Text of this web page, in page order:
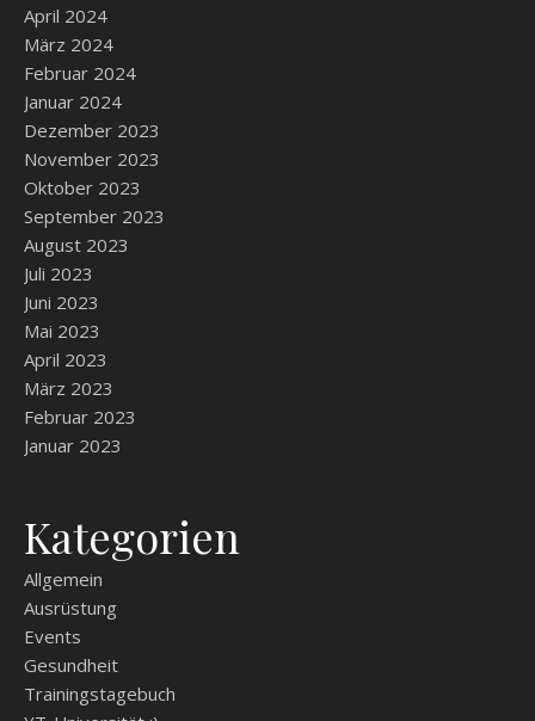
April 2024
März 2024
Februar 2024
Januar 2024
Dezember 2023
November 2023
Oktober 2023
September 2023
August 2023
Juli 2023
Juni 2023
Mai 2023
April 2023
März 2023
Februar 2023
Januar 2023
Kategorien
Allgemein
Ausrüstung
Events
Gesundheit
Trainingstagebuch